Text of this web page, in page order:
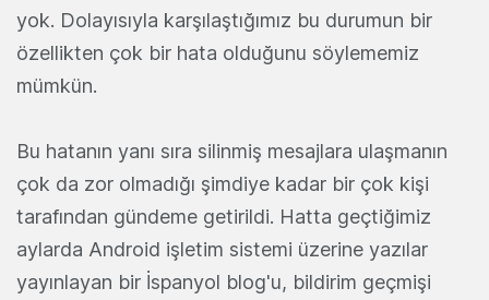
yok. Dolayısıyla karşılaştığımız bu durumun bir
özellikten çok bir hata olduğunu söylememiz
mümkün.
Bu hatanın yanı sıra silinmiş mesajlara ulaşmanın
çok da zor olmadığı şimdiye kadar bir çok kişi
tarafından gündeme getirildi. Hatta geçtiğimiz
aylarda Android işletim sistemi üzerine yazılar
yayınlayan bir İspanyol blog'u, bildirim geçmişi